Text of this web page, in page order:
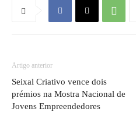
Artigo anterior
Seixal Criativo vence dois
prémios na Mostra Nacional de
Jovens Empreendedores